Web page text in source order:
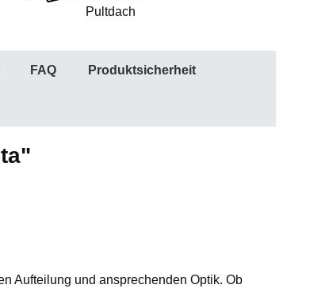
Pultdach
FAQ Produktsicherheit
Aufteilung und ansprechenden Optik. Ob